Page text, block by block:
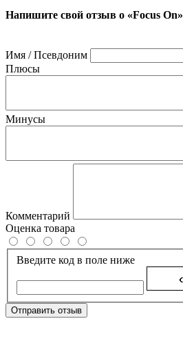
Напишите свой отзыв о «Focus On»
Имя / Псевдоним
Плюсы
Минусы
Комментарий
Оценка товара
Введите код в поле ниже
Отправить отзыв